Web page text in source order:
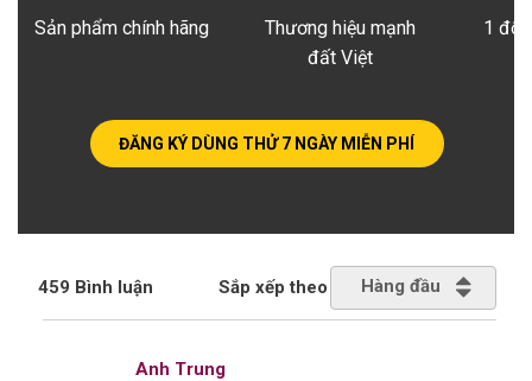
ĐĂNG KÝ DÙNG THỬ 7 NGÀY MIỄN PHÍ
Thương hiệu mạnh
đất Việt
Sản phẩm chính hãng 1 đổi
459 Bình luận Sắp xếp theo Hàng đầu
Anh Trung